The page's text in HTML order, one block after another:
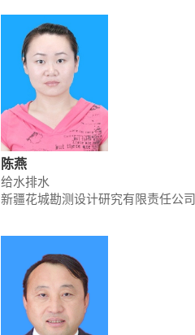
陈燕
给水排水
新疆花城勘测设计研究有限责任公司